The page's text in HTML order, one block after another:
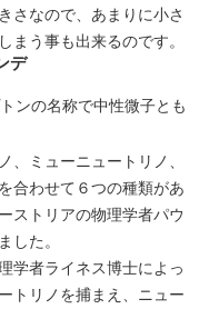
さなので、あまりに小さ
まう事も出来るのです。
デ
ンの名称で中性微子とも
、ミューニュートリノ、
合わせて６つの種類があ
ストリアの物理学者パウ
した。
学者ライネス博士によっ
トリノを捕まえ、ニュー